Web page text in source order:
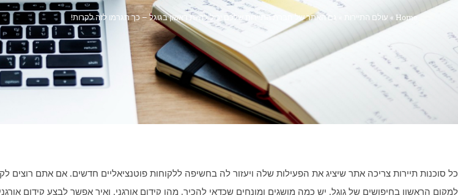
Home
» עולם התיירות גם האתר של חברת התיירות שלכם יכול להיות ראשון בגוגל – כך תגרמו לזה לקרות!
כל סוכנות תיירות צריכה אתר שיציג את הפעילות שלה ויעזור לה בחשיפה ללקוחות פוטנציאליים חדשים. אם אתם רוצים
למקום הראשון בחיפושים של גוגל, יש כמה מושגים ומונחים שכדאי להכיר. מהו קידום אורגני, ואיך אפשר לבצע קידום